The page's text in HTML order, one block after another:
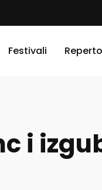
Festivali
i